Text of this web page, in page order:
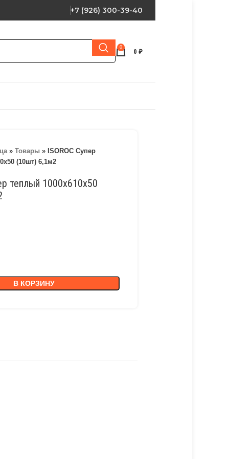
+7 (926) 300-39-40
0
0 ₽
» Товары » ISOROC Супер
(10шт) 6,1м2
теплый 1000х610х50
В КОРЗИНУ